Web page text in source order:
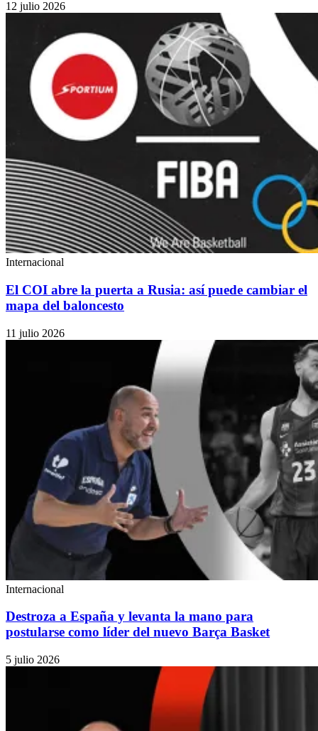
12 julio 2026
Internacional
El COI abre la puerta a Rusia: así puede cambiar el
mapa del baloncesto
11 julio 2026
Internacional
Destroza a España y levanta la mano para
postularse como líder del nuevo Barça Basket
5 julio 2026